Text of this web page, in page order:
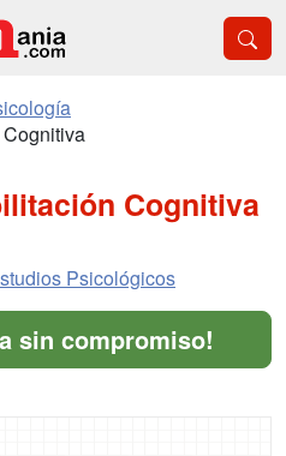
Cognitiva
Psicológicos
sin compromiso!